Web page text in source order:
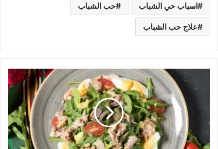
اسباب حي الشباب حب الشباب
علاج حب الشباب
التونة
يجب
أن
تعرفها